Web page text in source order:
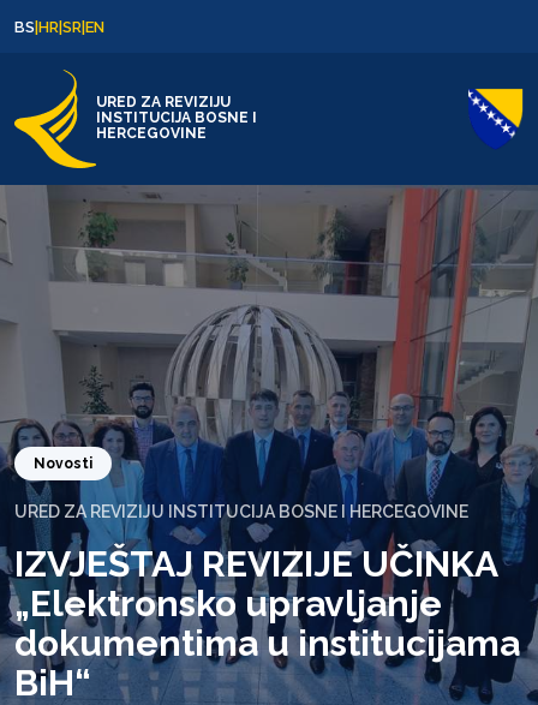
BS|HR|SR|EN
URED ZA REVIZIJU
INSTITUCIJA BOSNE I
HERCEGOVINE
Novosti
URED ZA REVIZIJU INSTITUCIJA BOSNE I HERCEGOVINE
IZVJEŠTAJ REVIZIJE UČINKA
„Elektronsko upravljanje
dokumentima u institucijama
BiH“